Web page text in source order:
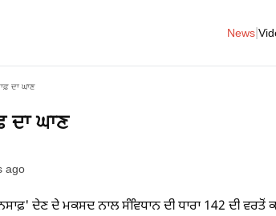
News
ਦਾ ਘਾਣ
ਦਾ ਘਾਣ
ago
ਦੇਣ ਦੇ ਮਕਸਦ ਨਾਲ ਸੰਵਿਧਾਨ ਦੀ ਧਾਰਾ 142 ਦੀ ਵਰਤੋਂ